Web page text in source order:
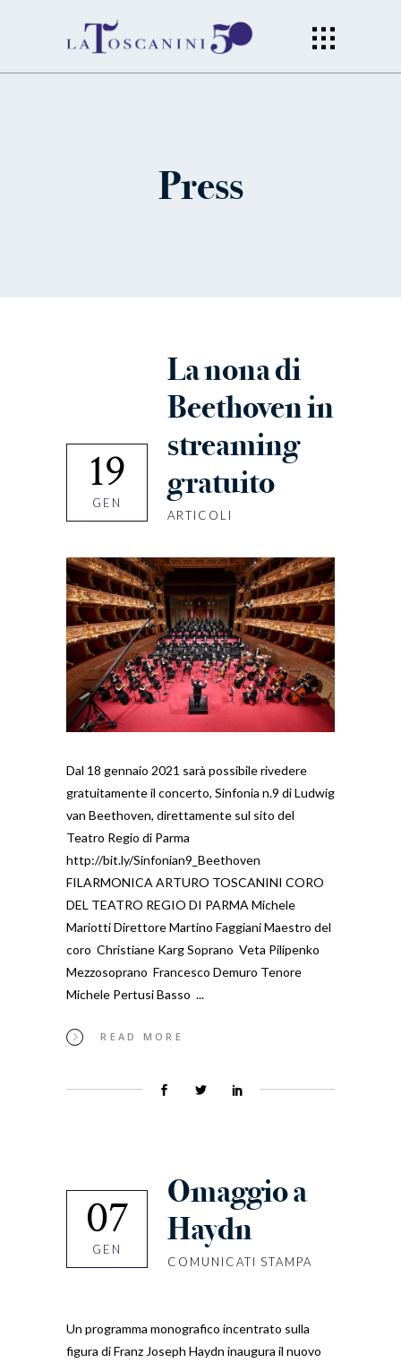
Press
19
GEN
La nona di
Beethoven in
streaming
gratuito
ARTICOLI
Dal 18 gennaio 2021 sarà possibile rivedere
gratuitamente il concerto, Sinfonia n.9 di Ludwig
van Beethoven, direttamente sul sito del
Teatro Regio di Parma
http://bit.ly/Sinfonian9_Beethoven
FILARMONICA ARTURO TOSCANINI CORO
DEL TEATRO REGIO DI PARMA Michele
Mariotti Direttore Martino Faggiani Maestro del
coro Christiane Karg Soprano Veta Pilipenko
Mezzosoprano Francesco Demuro Tenore
Michele Pertusi Basso
READ MORE
07
GEN
Omaggio a
Haydn
COMUNICATI STAMPA
Un programma monografico incentrato sulla
figura di Franz Joseph Haydn inaugura il nuovo